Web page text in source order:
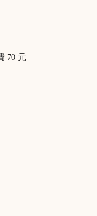
70 元